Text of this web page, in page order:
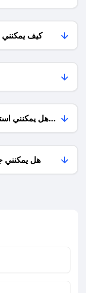
كيف يمكنني
هل يمكنني
هل يمكنني